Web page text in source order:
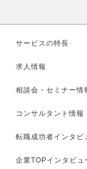
サービスの特長
求人情報
相談会・セミナー情
コンサルタント情報
転職成功者インタビ
企業TOPインタビュ